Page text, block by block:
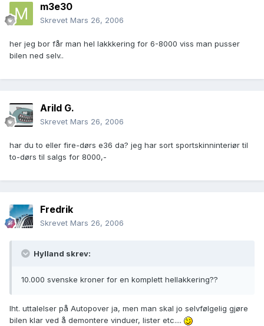
m3e30
Skrevet Mars 26, 2006
her jeg bor får man hel lakkkering for 6-8000 viss man pusser
bilen ned selv..
Arild G.
Skrevet Mars 26, 2006
har du to eller fire-dørs e36 da? jeg har sort sportskinninteriør til
to-dørs til salgs for 8000,-
Fredrik
Skrevet Mars 26, 2006
Hylland skrev:
10.000 svenske kroner for en komplett hellakkering??
Iht. uttalelser på Autopover ja, men man skal jo selvfølgelig gjøre
bilen klar ved å demontere vinduer, lister etc....